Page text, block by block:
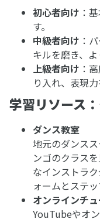
初心者向け ：
す。
中級者向け ：
キルを磨き、
上級者向け ：
り入れ、表現力
学習リソース
ダンス教室
地元のダンス
ンゴのクラス
なインストラ
ォームとステッ
オンラインチ
YouTubeやオ